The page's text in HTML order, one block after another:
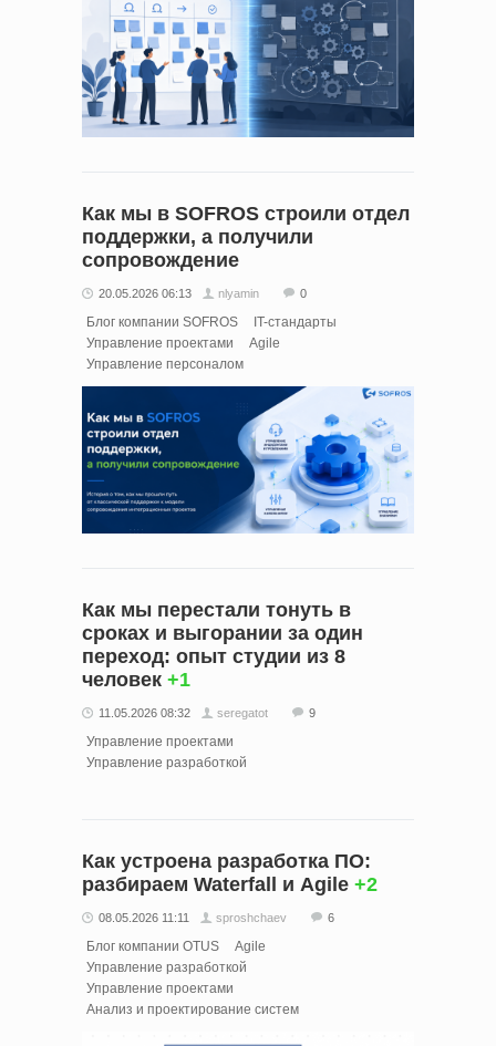
Как мы в SOFROS строили отдел
поддержки, а получили
сопровождение
20.05.2026 06:13 nlyamin 0
Блог компании SOFROS
IT-стандарты
Управление проектами
Agile
Управление персоналом
Как мы перестали тонуть в
сроках и выгорании за один
переход: опыт студии из 8
человек +1
11.05.2026 08:32 seregatot 9
Управление проектами
Управление разработкой
Как устроена разработка ПО:
разбираем Waterfall и Agile +2
08.05.2026 11:11 sproshchaev 6
Блог компании OTUS
Agile
Управление разработкой
Управление проектами
Анализ и проектирование систем